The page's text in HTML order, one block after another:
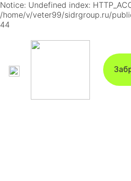
Notice: Undefined index:
/home/v/veter99/sidrgroup.ru/
44